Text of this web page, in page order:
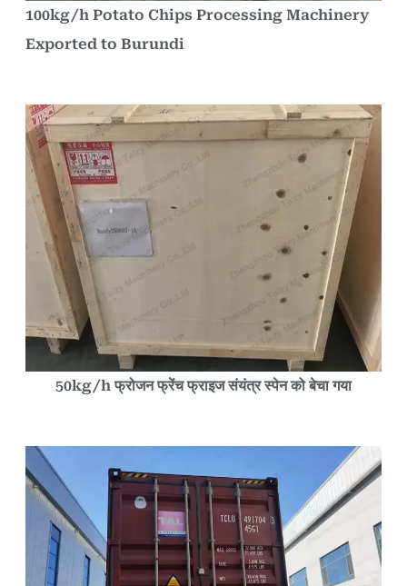
100kg/h Potato Chips Processing Machinery
Exported to Burundi
50kg/h फ्रोजन फ्रेंच फ्राइज संयंत्र स्पेन को बेचा गया